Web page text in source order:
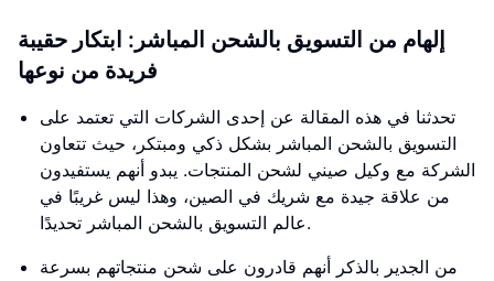
إلهام من التسويق بالشحن المباشر: ابتكار حقيبة
فريدة من نوعها
تحدثنا في هذه المقالة عن إحدى الشركات التي تعتمد على
التسويق بالشحن المباشر بشكل ذكي ومبتكر، حيث تتعاون
الشركة مع وكيل صيني لشحن المنتجات. يبدو أنهم يستفيدون
من علاقة جيدة مع شريك في الصين، وهذا ليس غريبًا في
عالم التسويق بالشحن المباشر تحديدًا.
من الجدير بالذكر أنهم قادرون على شحن منتجاتهم بسرعة